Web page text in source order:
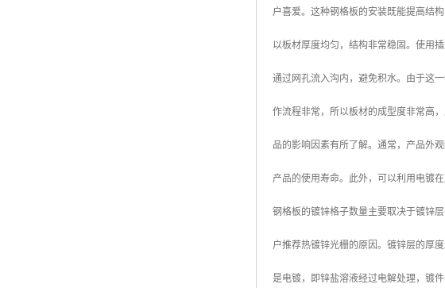
户喜爱。这种钢格板的安装既能提高结
以板材厚度均匀，结构非常稳固。使用
通过网孔流入沟内，避免积水。由于这
作流程非常，所以板材的成型度非常高
品的影响因素有所了解。通常，产品外
产品的使用寿命。此外，可以利用电镀
钢格板的镀锌格子数量主要取决于镀锌
户推荐热镀锌光栅的原因。镀锌层的厚
是电镀，即锌盐溶液经过电解处理，镀